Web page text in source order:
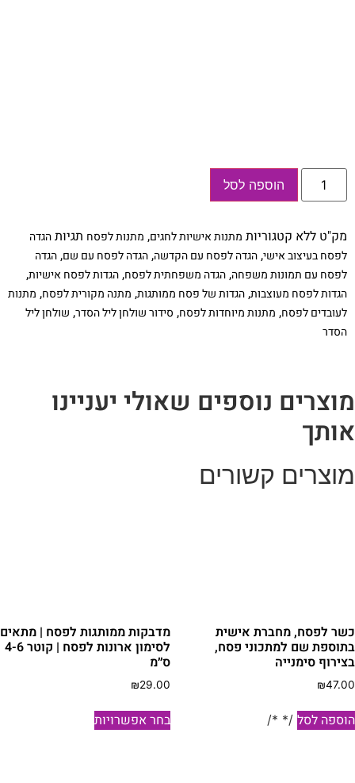
כמות
או
הגדה
לפסח
בעיצוב
אישי
הוספה לסל
מק"ט ללא קטגוריותמתנות אישיות לחגים,מתנות לפסח תגיותהגדה
לפסח בעיצוב אישי,הגדה לפסח עם הקדשה,הגדה לפסח עם שם,הגדה
לפסח עם תמונות משפחה,הגדה משפחתית לפסח,הגדות לפסח אישיות,
הגדות לפסח מעוצבות,הגדות של פסח ממותגות,מתנה מקורית לפסח,מתנות
לעובדים לפסח,מתנות מיוחדות לפסח,סידור שולחן ליל הסדר,שולחן ליל
הסדר
נוספים שאולי יעניינו
קשורים
לפסח, מחברת אישית
שם למתכוני פסח,
סימנייה
₪
לסל /* */
מדבקות ממותגות לפסח | מתאים
לסימון ארונות לפסח | קוטר 4-6
ס״מ
₪29.00
בחר אפשרויותזה